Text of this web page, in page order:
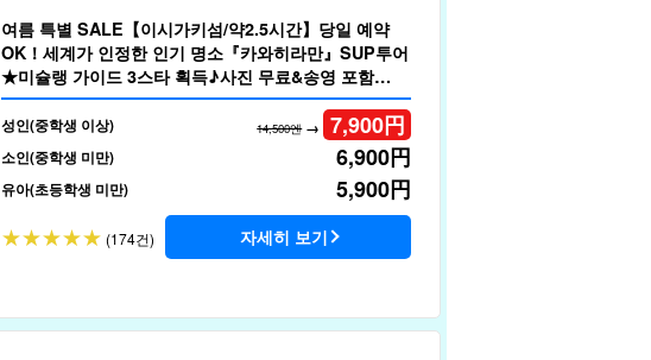
여름 특별 SALE【이시가키섬/약2.5시간】당일 예약
OK！세계가 인정한 인기 명소『카와히라만』SUP투어
★미슐랭 가이드 3스타 획득♪사진 무료&송영 포함
(No.301)
성인(중학생 이상) 14,500엔→ 7,900円
소인(중학생 미만) 6,900円
유아(초등학생 미만) 5,900円
(174건) 자세히 보기